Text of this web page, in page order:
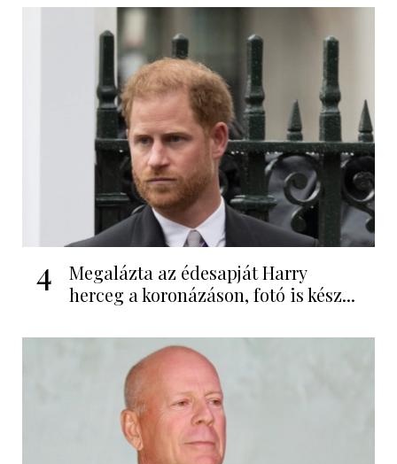
4
Megalázta az édesapját Harry
herceg a koronázáson, fotó is kész...